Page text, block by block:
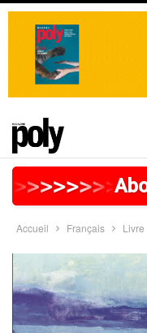
>>>>>>>>>
Accueil Français Livre